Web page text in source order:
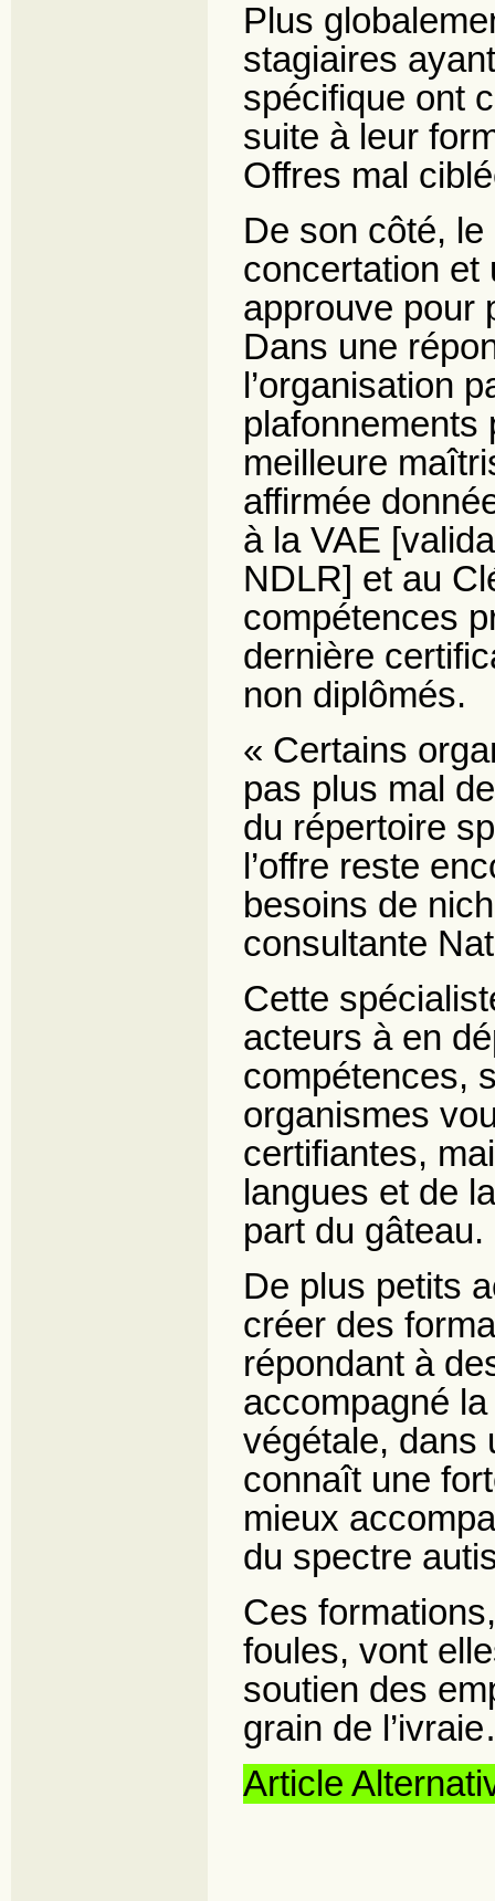
Plus
stagiaires
spécifique ont
suite à leur
Offres mal
De son côté, le
concertation et
approuve pour
Dans une
l’organisation
plafonnements
meilleure
affirmée
à la VAE
NDLR] et au
compétences
dernière
non diplômés.
« Certains
pas plus mal
du répertoire
l’offre reste
besoins de
consultante
Cette
acteurs à en
compétences,
organismes
certifiantes,
langues et de
part du gâteau.
De plus petits
créer des
répondant à
accompagné
végétale, dans
connaît une
mieux
du spectre
Ces
foules, vont
soutien des
grain de
Article